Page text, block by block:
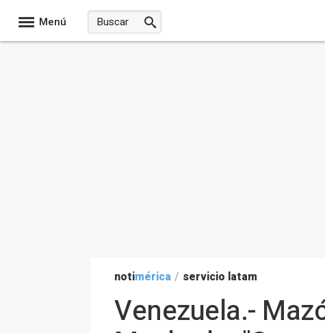
Menú
notimérica / servicio latam
Venezuela.-